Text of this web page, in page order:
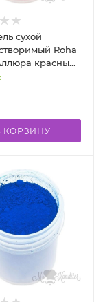
сухой
Roha
красный
гр
КОРЗИНУ